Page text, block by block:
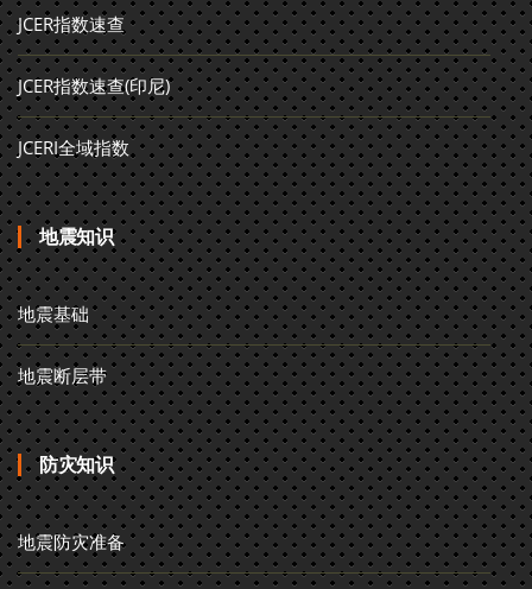
JCER指数速查
JCER指数速查(印尼)
JCERI全域指数
地震知识
地震基础
地震断层带
防灾知识
地震防灾准备